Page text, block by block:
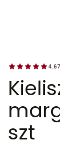
4.67
szt